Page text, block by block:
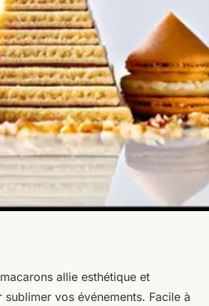
: réalisez
allie esthétique et
vos événements. Facile à